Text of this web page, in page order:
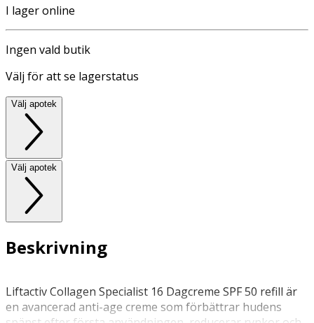
I lager online
Ingen vald butik
Välj för att se lagerstatus
Välj apotek
Välj apotek
Beskrivning
Liftactiv Collagen Specialist 16 Dagcreme SPF 50 refill är
en avancerad anti-age creme som förbättrar hudens